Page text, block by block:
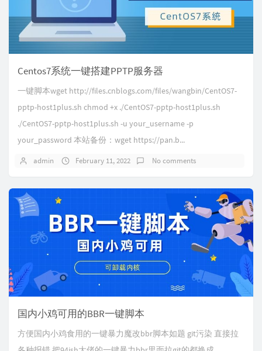
Centos7系统一键搭建PPTP服务器
一键脚本wget http://files.cnblogs.com/files/wangbin/CentOS7-
pptp-host1plus.sh chmod +x ./CentOS7-pptp-host1plus.sh
./CentOS7-pptp-host1plus.sh -u your_username -p
your_password 本站备份：wget https://pan.b...
admin February 11, 2022 No comments
国内小鸡可用的BBR一键脚本
方便国内小鸡食用的一键暴力魔改bbr脚本如题 git污染 直接拉